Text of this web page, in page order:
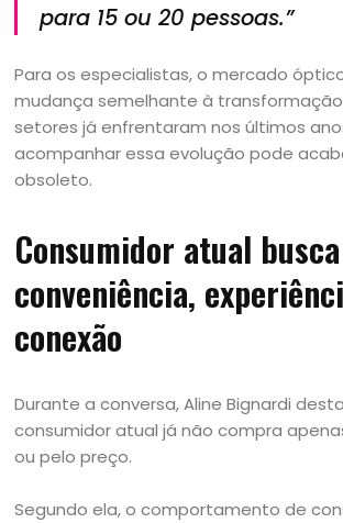
para 15 ou 20 pessoas.”
Para os especialistas, o mercado
mudança semelhante à
setores já enfrentaram nos últimos
acompanhar essa evolução pode
obsoleto.
Consumidor atual busca
conveniência,
conexão
Durante a conversa, Aline Bignardi
consumidor atual já não compra
ou pelo preço.
Segundo ela, o comportamento de